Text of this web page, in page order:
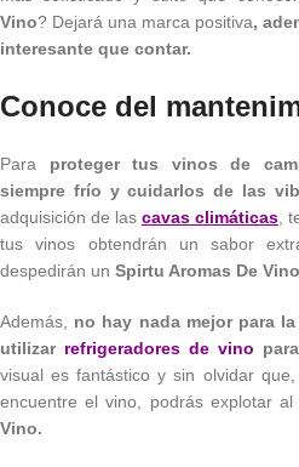
Vino? Dejará una marca positiva,
interesante que contar.
Conoce del
Para proteger tus vinos de
siempre frío y cuidarlos de las
adquisición de las cavas climáticas ,
tus vinos obtendrán un sabor
despedirán un Spirtu Aromas De
Además, no hay nada mejor para
utilizar refrigeradores de vino
visual es fantástico y sin olvidar
encuentre el vino, podrás explotar al
Vino.